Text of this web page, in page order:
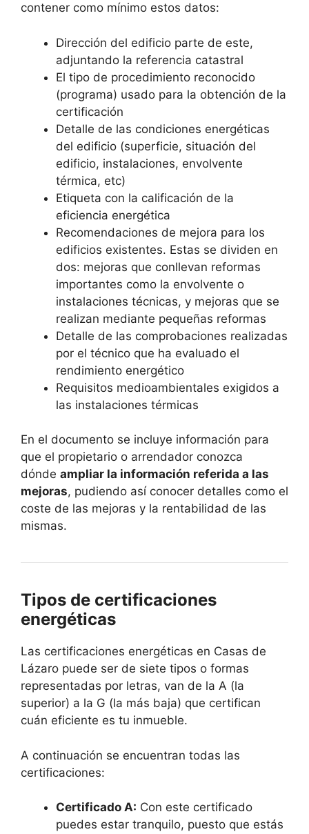
contener como mínimo estos datos:
Dirección del edificio parte de este,
adjuntando la referencia catastral
El tipo de procedimiento reconocido
(programa) usado para la obtención de la
certificación
Detalle de las condiciones energéticas
del edificio (superficie, situación del
edificio, instalaciones, envolvente
térmica, etc)
Etiqueta con la calificación de la
eficiencia energética
Recomendaciones de mejora para los
edificios existentes. Estas se dividen en
dos: mejoras que conllevan reformas
importantes como la envolvente o
instalaciones técnicas, y mejoras que se
realizan mediante pequeñas reformas
Detalle de las comprobaciones realizadas
por el técnico que ha evaluado el
rendimiento energético
Requisitos medioambientales exigidos a
las instalaciones térmicas
En el documento se incluye información para
que el propietario o arrendador conozca
dónde ampliar la información referida a las
mejoras, pudiendo así conocer detalles como el
coste de las mejoras y la rentabilidad de las
mismas.
Tipos de certificaciones
energéticas
Las certificaciones energéticas en Casas de
Lázaro puede ser de siete tipos o formas
representadas por letras, van de la A (la
superior) a la G (la más baja) que certifican
cuán eficiente es tu inmueble.
A continuación se encuentran todas las
certificaciones:
Certificado A: Con este certificado
puedes estar tranquilo, puesto que estás